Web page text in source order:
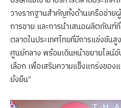
วางรากฐานสำคัญทั้งด้านเครือข่าย
การขาย และการนำเสนอผลิตภัณฑ์
ตลาดในประเทศไทยที่มีการแข่งขัน
ศูนย์กลาง พร้อมเดินหน้าขยายไลน์
เลือก เพื่อเสริมความแข็งแกร่งของ
ยั่งยืน”